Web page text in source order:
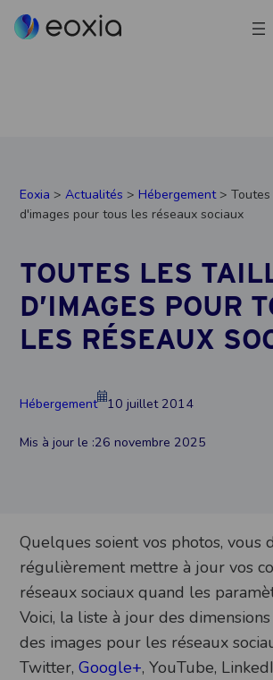
Eoxia >Actualités >Hébergement> Toutes
d'images pour tous les réseaux sociaux
TOUTES LES
D’IMAGES POUR
LES RÉSEAUX
Hébergement 10 juillet 2014
Mis à jour le :26 novembre 2025
Quelques soient vos photos, vous
régulièrement mettre à jour vos
réseaux sociaux quand les
Voici, la liste à jour des
des images pour les réseaux
Twitter,Google+, YouTube,